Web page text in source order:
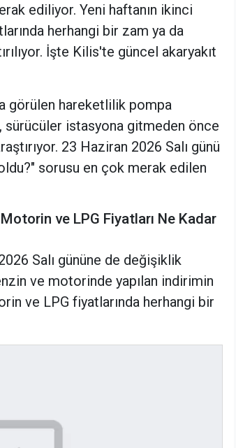
ediliyor. Yeni haftanın ikinci
herhangi bir zam ya da
İşte Kilis'te güncel akaryakıt
görülen hareketlilik pompa
sürücüler istasyona gitmeden önce
23 Haziran 2026 Salı günü
sorusu en çok merak edilen
ve LPG Fiyatları Ne Kadar
Salı gününe de değişiklik
ve motorinde yapılan indirimin
ve LPG fiyatlarında herhangi bir